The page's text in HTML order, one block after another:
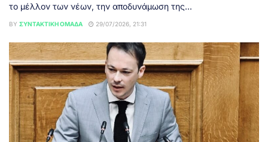
το μέλλον των νέων, την αποδυνάμωση της...
BY ΣΥΝΤΑΚΤΙΚΉ ΟΜΆΔΑ 29/07/2026, 21:31